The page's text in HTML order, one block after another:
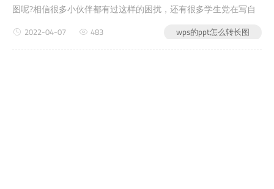
图呢?相信很多小伙伴都有过这样的困扰，还有很多学生党在写自
遇到wps的ppt怎么转长图的问题，没有关系，今天小编教给大家的
wps的ppt怎么转长图
2022-04-07 483